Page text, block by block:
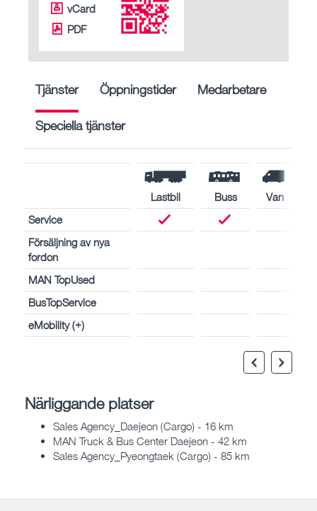
vCard
PDF
Tjänster Öppningstider Medarbetare
Speciella tjänster
Lastbil Buss
Van
Service
Försäljning av nya
fordon
MAN TopUsed
BusTopService
eMobility (+)
Närliggande platser
Sales Agency_Daejeon (Cargo) - 16 km
MAN Truck & Bus Center Daejeon - 42 km
Sales Agency_Pyeongtaek (Cargo) - 85 km